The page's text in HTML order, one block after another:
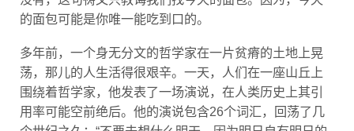
的面包可能是你唯一能吃到口的。
多年前，一个身无分文的哲学家在一片贫瘠的土地上晃
荡，那儿的人生活得很艰辛。一天，人们在一座山丘上
围绕着哲学家，他发表了一场演说，在人类历史上其引
用率可能空前绝后。他的演说包含26个词汇，回荡了几
个世纪之久：“不要去想什么明天，因为明日自有明日的